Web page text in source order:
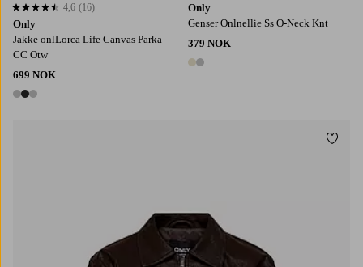
Only
Jakke onlLorca Life Canvas Parka
CC Otw
699 NOK
3 farger
4,6 basert på 16 karaktergivninger
4,6 (16)
Only
Genser Onlnellie Ss O-Neck Knt
379 NOK
2 farger